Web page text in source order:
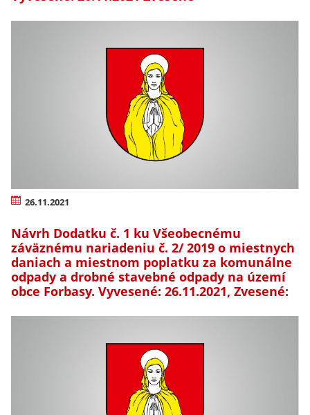
26.11.2021
Návrh Dodatku č. 1 ku Všeobecnému
záväznému nariadeniu č. 2/ 2019 o miestnych
daniach a miestnom poplatku za komunálne
odpady a drobné stavebné odpady na území
obce Forbasy. Vyvesené: 26.11.2021, Zvesené: